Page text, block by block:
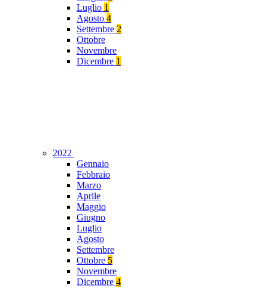
Luglio 1
Agosto 4
Settembre 2
Ottobre
Novembre
Dicembre 1
2022
Gennaio
Febbraio
Marzo
Aprile
Maggio
Giugno
Luglio
Agosto
Settembre
Ottobre 5
Novembre
Dicembre 4